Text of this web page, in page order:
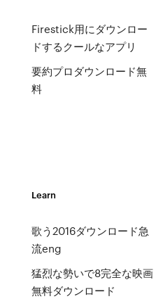
Firestick用にダウンロー
ドするクールなアプリ
要約プロダウンロード無
料
Learn
歌う2016ダウンロード急
流eng
猛烈な勢いで8完全な映画
無料ダウンロード